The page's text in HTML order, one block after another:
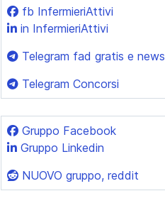
fb InfermieriAttivi
in InfermieriAttivi
Telegram fad gratis e news
Telegram Concorsi
Gruppo Facebook
Gruppo Linkedin
NUOVO gruppo, reddit